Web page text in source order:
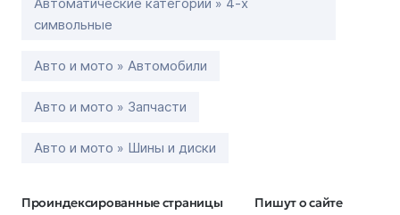
символьные
Авто и мото » Автомобили
Авто и мото » Запчасти
Авто и мото » Шины и диски
Проиндексированные страницы Пишут о сайте